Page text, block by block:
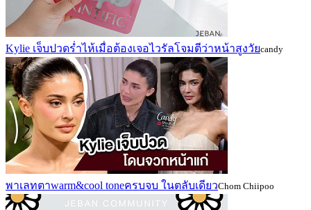
Kylie เจ็บปวดร่ำไห้เมื่อต้องเจอไวรัลโจมตีว่าหน้าสูงวัยcandy
พาเลทตาwarm&cool toneครบจบ ในตลับเดียวChom Chiipoo